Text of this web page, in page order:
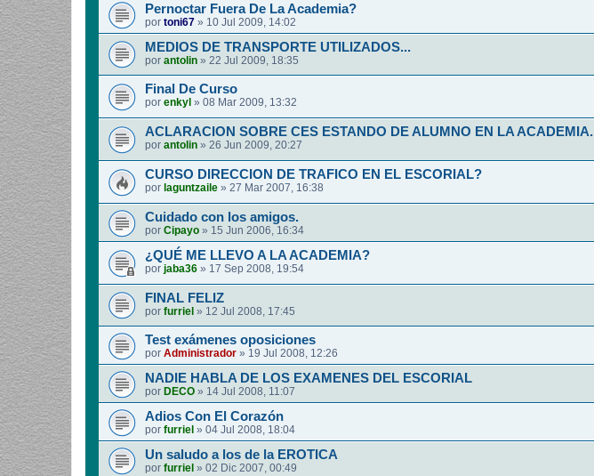
Pernoctar Fuera De La Academia?
por toni67 » 10 Jul 2009, 14:02
MEDIOS DE TRANSPORTE UTILIZADOS...
por antolin » 22 Jul 2009, 18:35
Final De Curso
por enkyl » 08 Mar 2009, 13:32
ACLARACION SOBRE CES ESTANDO DE ALUMNO EN LA ACADEMIA.
por antolin » 26 Jun 2009, 20:27
CURSO DIRECCION DE TRAFICO EN EL ESCORIAL?
por laguntzaile » 27 Mar 2007, 16:38
Cuidado con los amigos.
por Cipayo » 15 Jun 2006, 16:34
¿QUÉ ME LLEVO A LA ACADEMIA?
por jaba36 » 17 Sep 2008, 19:54
FINAL FELIZ
por furriel » 12 Jul 2008, 17:45
Test exámenes oposiciones
por Administrador » 19 Jul 2008, 12:26
NADIE HABLA DE LOS EXAMENES DEL ESCORIAL
por DECO » 14 Jul 2008, 11:07
Adios Con El Corazón
por furriel » 04 Jul 2008, 18:04
Un saludo a los de la EROTICA
por furriel » 02 Dic 2007, 00:49